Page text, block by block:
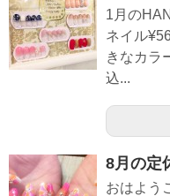
1月の
ネイル
きなカラ
込...
8月の定
おはよう